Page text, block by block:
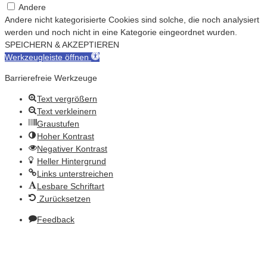
Andere
Andere nicht kategorisierte Cookies sind solche, die noch analysiert
werden und noch nicht in eine Kategorie eingeordnet wurden.
SPEICHERN & AKZEPTIEREN
Werkzeugleiste öffnen
Barrierefreie Werkzeuge
Text vergrößern
Text verkleinern
Graustufen
Hoher Kontrast
Negativer Kontrast
Heller Hintergrund
Links unterstreichen
Lesbare Schriftart
Zurücksetzen
Feedback